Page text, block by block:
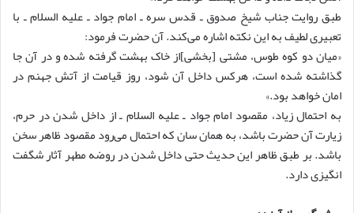
طبق روایت جناب شیخ صدوق ـ قدس سره ـ امام جواد ـ علیه السلام ـ با
تعبیری لطیف به این نکته اشاره می‌کند. آن حضرت فرمود:
«میان دو کوه طوس، مشتی [بخشی]از خاک بهشت گرفته شده و در آن جا
گذاشته شده است، هرکس داخل آن شود، روز قیامت از آتش جهنم در
امان خواهد بود.»
به احتمال زیاد، مقصود امام جواد ـ علیه السلام ـ از داخل شدن در حرم،
زیارت آن حضرت باشد، به همان سان که احتمال می‌رود مقصود ظاهر سخن
باشد. بر طبق ظاهر این حدیث حتی داخل شدن در روضه مطهر آثار شگفت
انگیزی دارد.